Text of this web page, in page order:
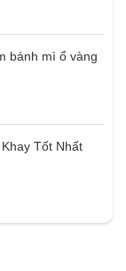
bánh mì ổ vàng
Tốt Nhất